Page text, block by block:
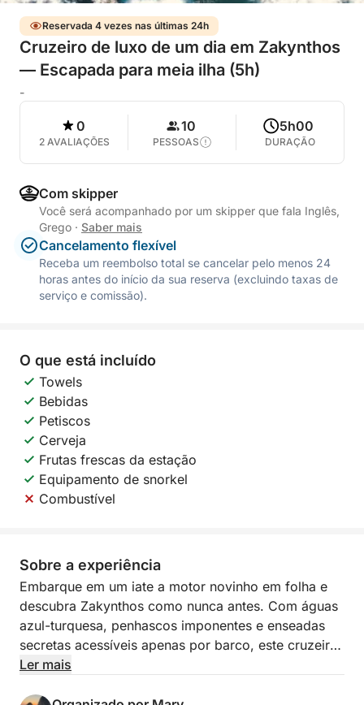
Reservada 4 vezes nas últimas 24h
Cruzeiro de luxo de um dia em Zakynthos
— Escapada para meia ilha (5h)
-
0
2 AVALIAÇÕES
10
PESSOAS
5h00
DURAÇÃO
Com skipper
Você será acompanhado por um skipper que fala Inglês,
Grego · Saber mais
Cancelamento flexível
Receba um reembolso total se cancelar pelo menos 24
horas antes do início da sua reserva (excluindo taxas de
serviço e comissão).
O que está incluído
Towels
Bebidas
Petiscos
Cerveja
Frutas frescas da estação
Equipamento de snorkel
Combustível
Sobre a experiência
Embarque em um iate a motor novinho em folha e
descubra Zakynthos como nunca antes. Com águas
azul-turquesa, penhascos imponentes e enseadas
secretas acessíveis apenas por barco, este cruzeiro
com tudo incluído oferece o refúgio privativo
Ler mais